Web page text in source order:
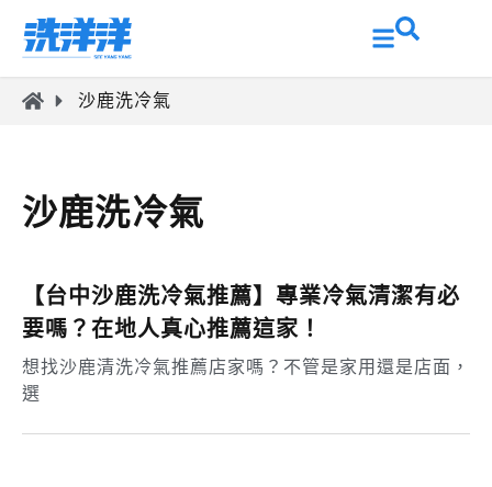
沙鹿洗冷氣
沙鹿洗冷氣
【台中沙鹿洗冷氣推薦】專業冷氣清潔有必
要嗎？在地人真心推薦這家！
想找沙鹿清洗冷氣推薦店家嗎？不管是家用還是店面，
選